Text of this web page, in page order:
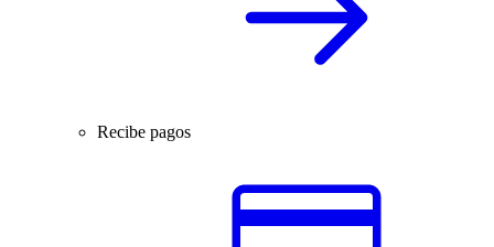
Recibe pagos